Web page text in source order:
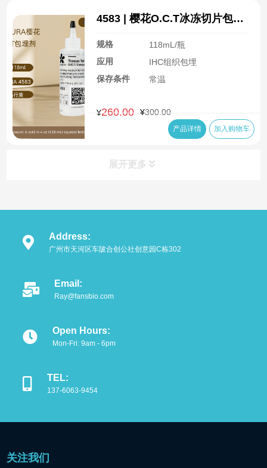
¥800.00
至
4583 | 樱花O.C.T冰冻切片包埋
规格
118mL/瓶
应用
IHC组织包埋
保存条件
常温
¥300.00原
价
为：
¥260.00
当
前
价
产品详情 加入购物车
展开更多
产品类别 Product
抗体
细胞培养相关
免疫组化试剂
分子生物试剂
细胞
小型仪器
Address:
广州市天河区车陂合创公社创意园C栋302
Email:
Ray@fansbio.com
Open Hours:
Mon-Fri: 9am - 6pm
TEL:
137-6063-9454
关注我们